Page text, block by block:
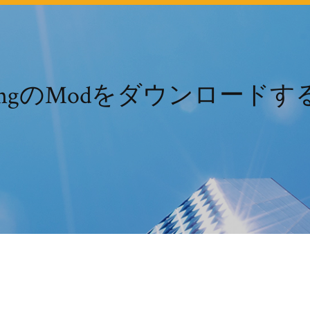
のModをダウンロードす